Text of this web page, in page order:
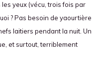
yeux (vécu, trois fois par
? Pas besoin de yaourtière
laitiers pendant la nuit. Un
et surtout, terriblement